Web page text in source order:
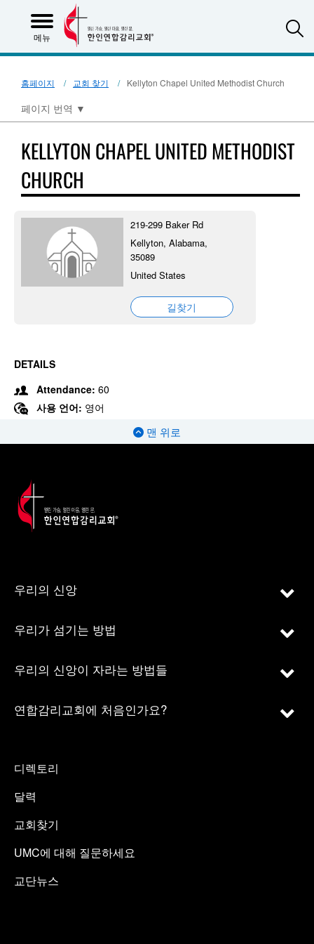
메뉴
홈페이지 교회 찾기 Kellyton Chapel United Methodist Church
페이지 번역 ▼
KELLYTON CHAPEL UNITED METHODIST
CHURCH
219-299 Baker Rd
Kellyton, Alabama,
35089
United States
길찾기
DETAILS
Attendance: 60
사용 언어: 영어
맨 위로
우리의 신앙
우리가 섬기는 방법
우리의 신앙이 자라는 방법들
연합감리교회에 처음인가요?
디렉토리
달력
교회찾기
UMC에 대해 질문하세요
교단뉴스